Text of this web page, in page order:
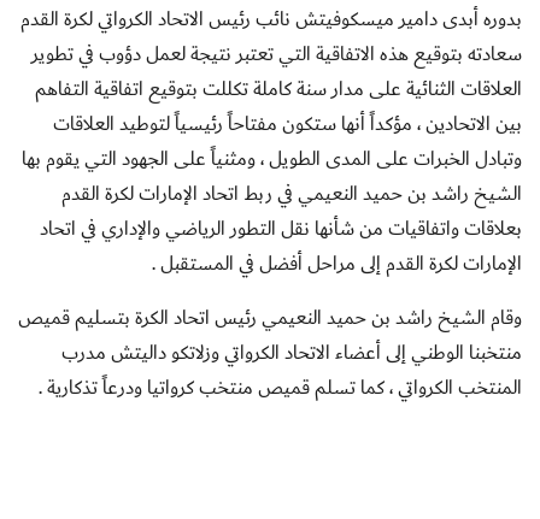
بدوره أبدى دامير ميسكوفيتش نائب رئيس الاتحاد الكرواتي لكرة القدم
سعادته بتوقيع هذه الاتفاقية التي تعتبر نتيجة لعمل دؤوب في تطوير
العلاقات الثنائية علىمدارسنة كاملة تكللت بتوقيع اتفاقية التفاهم
بين الاتحادين ، مؤكداً أنها ستكون مفتاحاً رئيسياً لتوطيد العلاقات
وتبادل الخبرات على المدى الطويل ، ومثنياً على الجهود التي يقوم بها
الشيخ راشد بن حميد النعيمي في ربط اتحاد الإمارات لكرة القدم
بعلاقات واتفاقيات من شأنها نقل التطور الرياضي والإداري في اتحاد
الإمارات لكرة القدم إلى مراحل أفضل في المستقبل .
وقام الشيخ راشد بن حميد النعيمي رئيس اتحاد الكرة بتسليم قميص
منتخبنا الوطني إلى أعضاء الاتحاد الكرواتي وزلاتكو داليتش مدرب
المنتخب الكرواتي ، كما تسلم قميص منتخب كرواتيا ودرعاً تذكارية .